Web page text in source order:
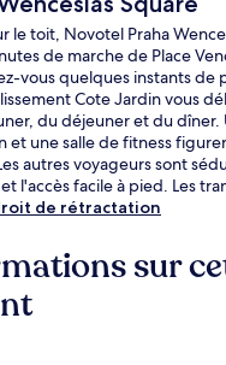
le toit, Novotel Praha
de marche de Place
vous quelques instants de
Cote Jardin vous
du déjeuner et du dîner.
et une salle de fitness
autres voyageurs sont
l'accès facile à pied. Les
à pied : Station de métro
de rétractation
sur